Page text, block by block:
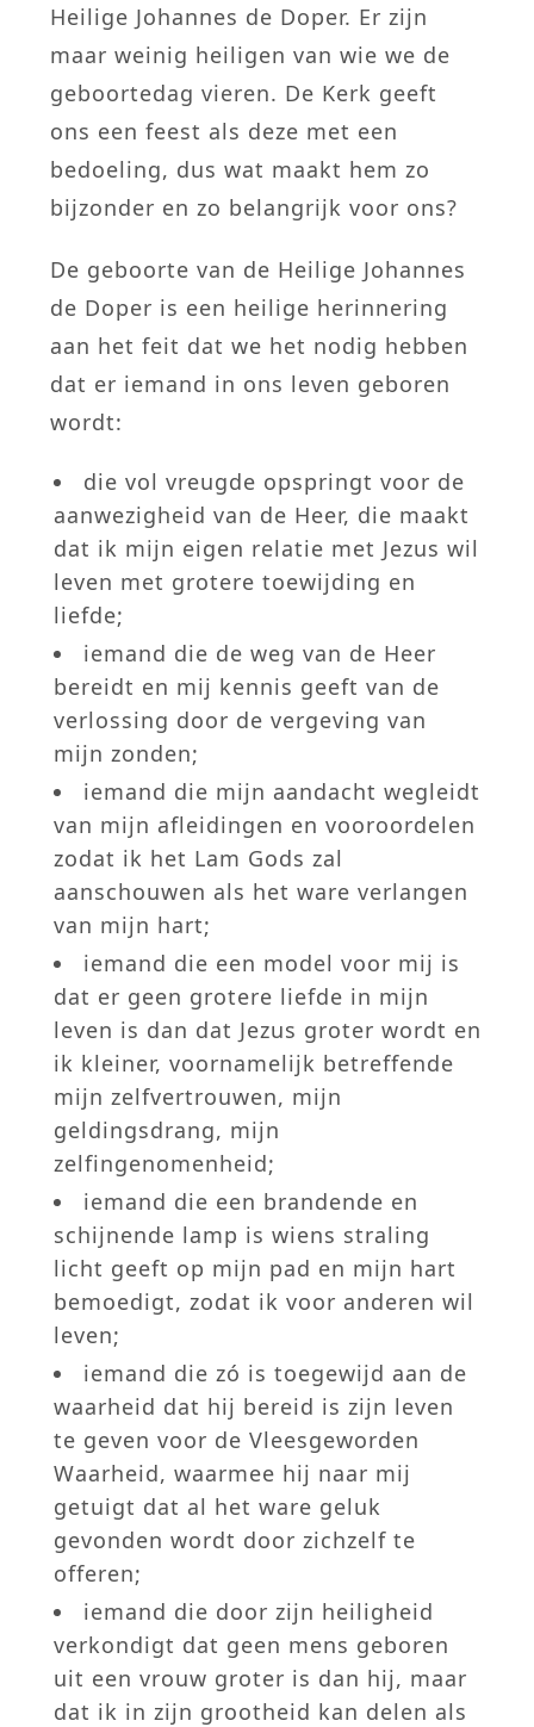
Heilige Johannes de Doper. Er zijn
maar weinig heiligen van wie we de
geboortedag vieren. De Kerk geeft
ons een feest als deze met een
bedoeling, dus wat maakt hem zo
bijzonder en zo belangrijk voor ons?
De geboorte van de Heilige Johannes
de Doper is een heilige herinnering
aan het feit dat we het nodig hebben
dat er iemand in ons leven geboren
wordt:
die vol vreugde opspringt voor de
aanwezigheid van de Heer, die maakt
dat ik mijn eigen relatie met Jezus wil
leven met grotere toewijding en
liefde;
iemand die de weg van de Heer
bereidt en mij kennis geeft van de
verlossing door de vergeving van
mijn zonden;
iemand die mijn aandacht wegleidt
van mijn afleidingen en vooroordelen
zodat ik het Lam Gods zal
aanschouwen als het ware verlangen
van mijn hart;
iemand die een model voor mij is
dat er geen grotere liefde in mijn
leven is dan dat Jezus groter wordt en
ik kleiner, voornamelijk betreffende
mijn zelfvertrouwen, mijn
geldingsdrang, mijn
zelfingenomenheid;
iemand die een brandende en
schijnende lamp is wiens straling
licht geeft op mijn pad en mijn hart
bemoedigt, zodat ik voor anderen wil
leven;
iemand die zó is toegewijd aan de
waarheid dat hij bereid is zijn leven
te geven voor de Vleesgeworden
Waarheid, waarmee hij naar mij
getuigt dat al het ware geluk
gevonden wordt door zichzelf te
offeren;
iemand die door zijn heiligheid
verkondigt dat geen mens geboren
uit een vrouw groter is dan hij, maar
dat ik in zijn grootheid kan delen als